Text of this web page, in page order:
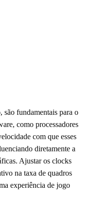
são fundamentais para o
como processadores
com que esses
diretamente a
Ajustar os clocks
na taxa de quadros
experiência de jogo